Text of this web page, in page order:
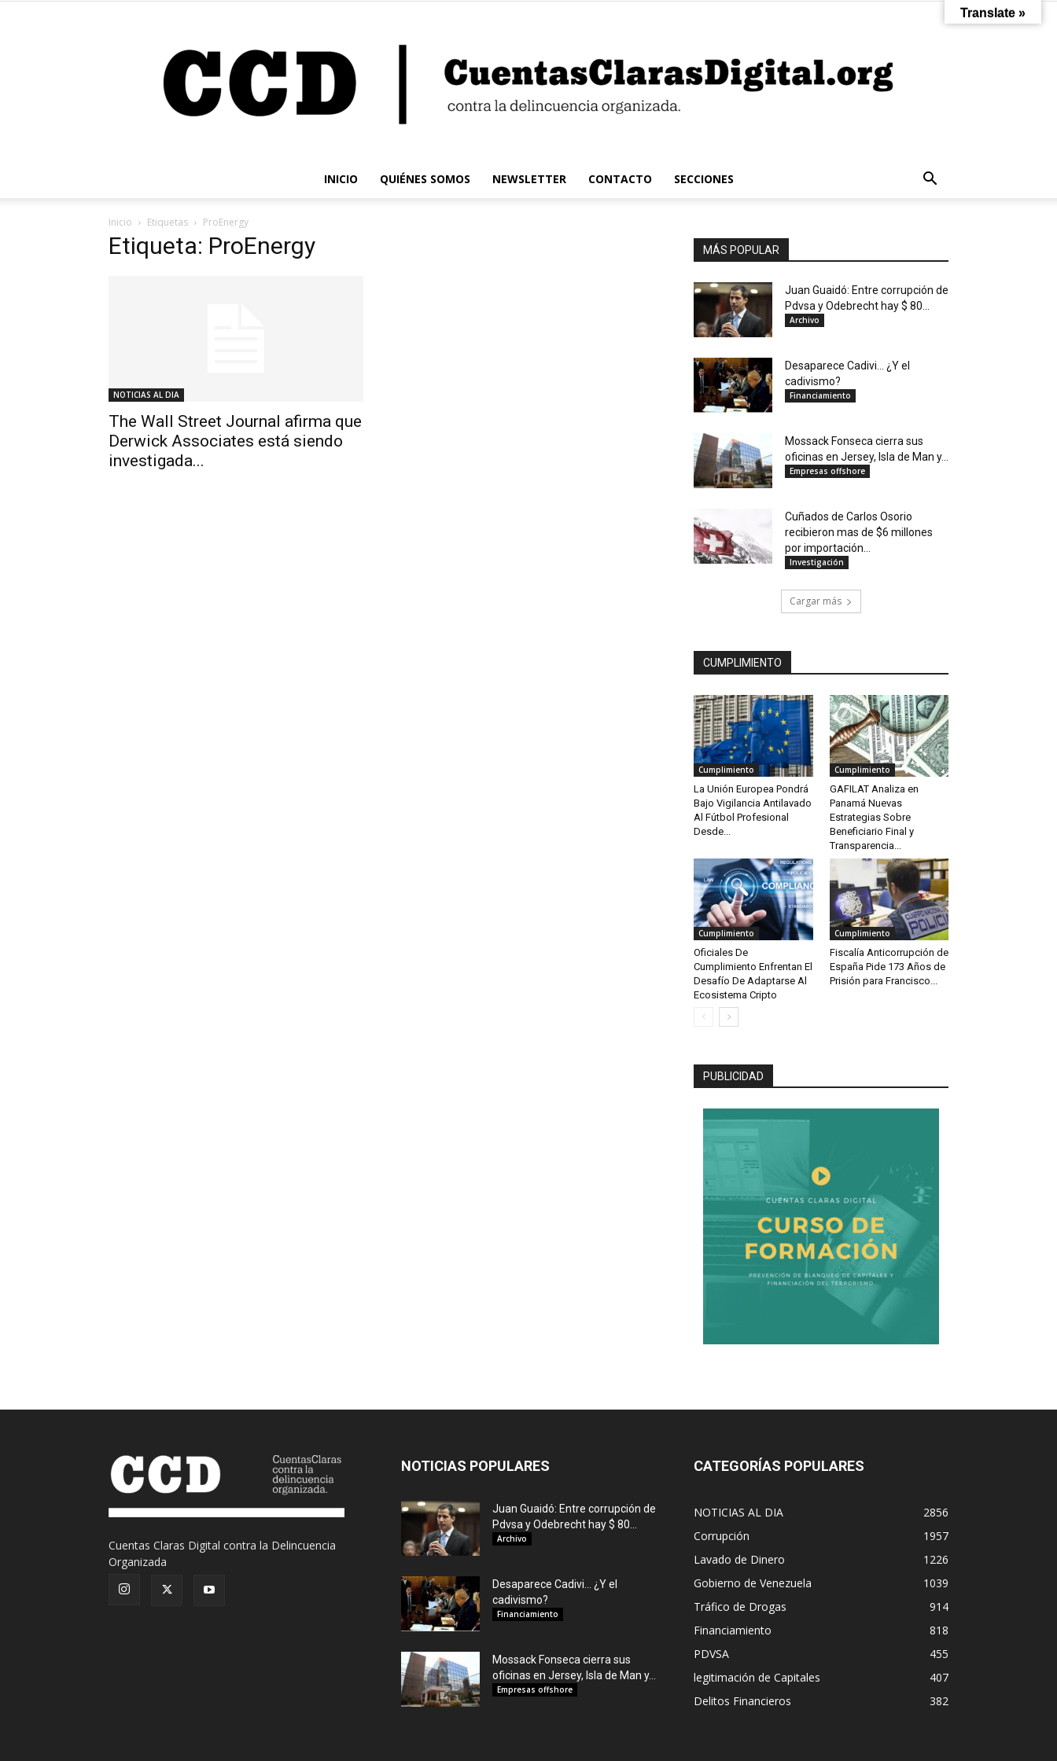
INICIO QUIÉNES SOMOS NEWSLETTER CONTACTO SECCIONES
Inicio Etiquetas ProEnergy
Etiqueta: ProEnergy
NOTICIAS AL DIA
The Wall Street Journal afirma que
Derwick Associates está siendo
investigada...
MÁS POPULAR
Juan Guaidó: Entre corrupción de
Pdvsa y Odebrecht hay $ 80...
Archivo
Desaparece Cadivi… ¿Y el
cadivismo?
Financiamiento
Mossack Fonseca cierra sus
oficinas en Jersey, Isla de Man y...
Empresas offshore
Cuñados de Carlos Osorio
recibieron mas de $6 millones
por importación...
Investigación
Cargar más
CUMPLIMIENTO
Cumplimiento
La Unión Europea Pondrá
Bajo Vigilancia Antilavado
Al Fútbol Profesional
Desde...
Cumplimiento
GAFILAT Analiza en
Panamá Nuevas
Estrategias Sobre
Beneficiario Final y
Transparencia...
Cumplimiento
Oficiales De
Cumplimiento Enfrentan El
Desafío De Adaptarse Al
Ecosistema Cripto
Cumplimiento
Fiscalía Anticorrupción de
España Pide 173 Años de
Prisión para Francisco...
PUBLICIDAD
Cuentas Claras Digital contra la Delincuencia
Organizada
NOTICIAS POPULARES
Juan Guaidó: Entre corrupción de
Pdvsa y Odebrecht hay $ 80...
Archivo
Desaparece Cadivi… ¿Y el
cadivismo?
Financiamiento
Mossack Fonseca cierra sus
oficinas en Jersey, Isla de Man y...
Empresas offshore
CATEGORÍAS POPULARES
NOTICIAS AL DIA
2856
Corrupción
1957
Lavado de Dinero
1226
Gobierno de Venezuela
1039
Tráfico de Drogas
914
Financiamiento
818
PDVSA
455
legitimación de Capitales
407
Delitos Financieros
382
Translate »